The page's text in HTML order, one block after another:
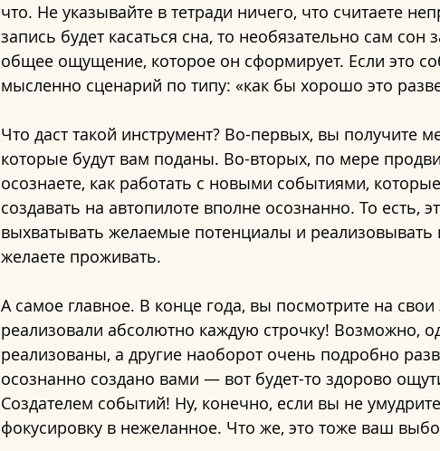
что. Не указывайте в тетради ничего, что считаете
запись будет касаться сна, то необязательно сам
общее ощущение, которое он сформирует. Если это
мысленно сценарий по типу: «как бы хорошо это
Что даст такой инструмент? Во-первых, вы получите
которые будут вам поданы. Во-вторых, по мере
осознаете, как работать с новыми событиями,
создавать на автопилоте вполне осознанно. То есть,
выхватывать желаемые потенциалы и реализовывать
желаете проживать.
А самое главное. В конце года, вы посмотрите на свои
реализовали абсолютно каждую строчку! Возможно,
реализованы, а другие наоборот очень подробно
осознанно создано вами — вот будет-то здорово
Создателем событий! Ну, конечно, если вы не
фокусировку в нежеланное. Что же, это тоже ваш